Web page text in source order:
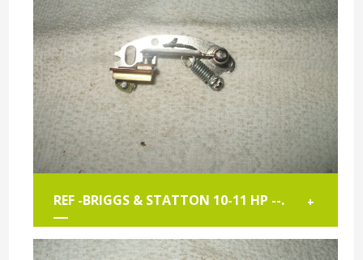
REF -BRIGGS & STATTON 10-11 HP --. +